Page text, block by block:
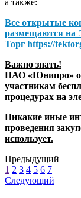
а также:
Все открытые
размещаются на
Торг https://
Важно знать!
ПАО «Юнипро»
участникам
процедурах на
Никакие иные
проведения
использует.
Предыдущий
1 2 3 4 5 6 7
Следующий